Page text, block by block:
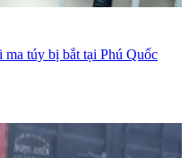
túy bị bắt tại Phú Quốc